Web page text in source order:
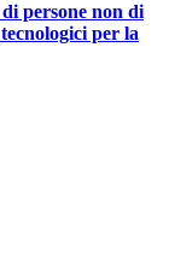
persone non di
per la